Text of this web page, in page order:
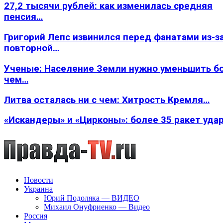
27,2 тысячи рублей: как изменилась средняя
пенсия…
Григорий Лепс извинился перед фанатами из-
повторной…
Ученые: Население Земли нужно уменьшить
чем…
Литва осталась ни с чем: Хитрость Кремля…
«Искандеры» и «Цирконы»: более 35 ракет
Новости
Украина
Юрий Подоляка — ВИДЕО
Михаил Онуфриенко — Видео
Россия